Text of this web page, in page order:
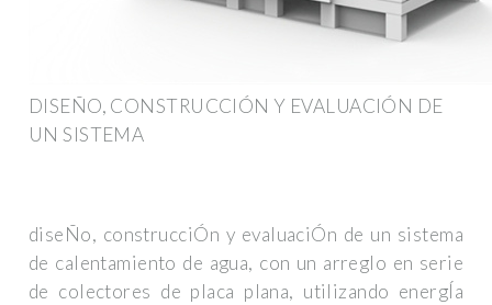
DISEÑO, CONSTRUCCIÓN Y EVALUACIÓN DE
UN SISTEMA
diseÑo, construcciÓn y evaluaciÓn de un sistema
de calentamiento de agua, con un arreglo en serie
de colectores de placa plana, utilizando energÍa